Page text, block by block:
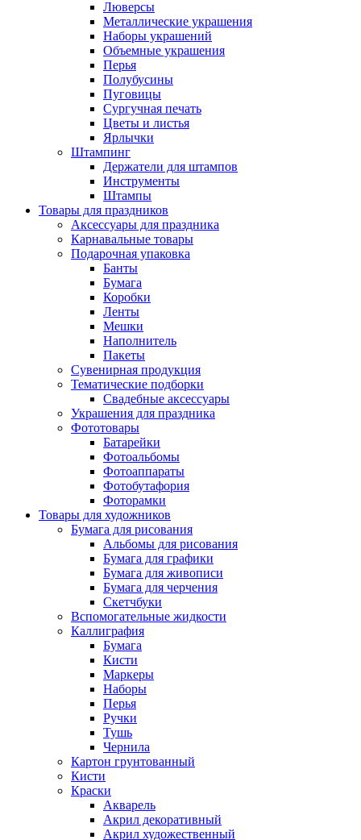
Люверсы
Металлические украшения
Наборы украшений
Объемные украшения
Перья
Полубусины
Пуговицы
Сургучная печать
Цветы и листья
Ярлычки
Штампинг
Держатели для штампов
Инструменты
Штампы
Товары для праздников
Аксессуары для праздника
Карнавальные товары
Подарочная упаковка
Банты
Бумага
Коробки
Ленты
Мешки
Наполнитель
Пакеты
Сувенирная продукция
Тематические подборки
Свадебные аксессуары
Украшения для праздника
Фототовары
Батарейки
Фотоальбомы
Фотоаппараты
Фотобутафория
Фоторамки
Товары для художников
Бумага для рисования
Альбомы для рисования
Бумага для графики
Бумага для живописи
Бумага для черчения
Скетчбуки
Вспомогательные жидкости
Каллиграфия
Бумага
Кисти
Маркеры
Наборы
Перья
Ручки
Тушь
Чернила
Картон грунтованный
Кисти
Краски
Акварель
Акрил декоративный
Акрил художественный